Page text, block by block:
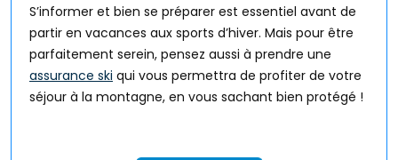
S’informer et bien se préparer est essentiel avant de
partir en vacances aux sports d’hiver. Mais pour être
parfaitement serein, pensez aussi à prendre une
assurance ski qui vous permettra de profiter de votre
séjour à la montagne, en vous sachant bien protégé !